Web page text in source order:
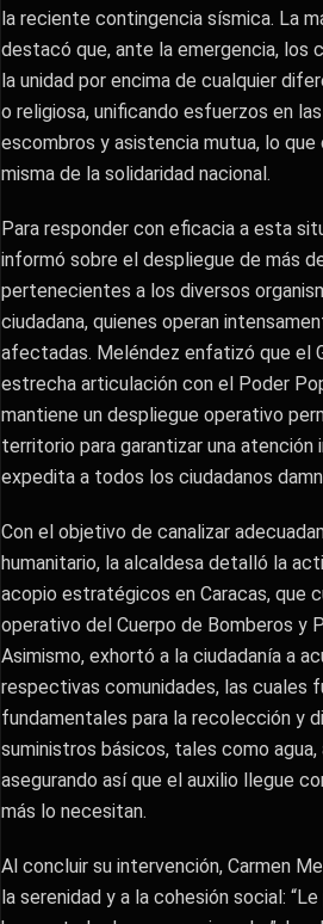
la reciente contingencia sísmica. La
destacó que, ante la emergencia, los
la unidad por encima de cualquier
o religiosa, unificando esfuerzos en
escombros y asistencia mutua, lo
misma de la solidaridad nacional.
​Para responder con eficacia a esta
informó sobre el despliegue de más
pertenecientes a los diversos
ciudadana, quienes operan
afectadas. Meléndez enfatizó que el
estrecha articulación con el Poder
mantiene un despliegue operativo
territorio para garantizar una atención
expedita a todos los ciudadanos
​Con el objetivo de canalizar
humanitario, la alcaldesa detalló la
acopio estratégicos en Caracas, que
operativo del Cuerpo de Bomberos y
Asimismo, exhortó a la ciudadanía a
respectivas comunidades, las cuales
fundamentales para la recolección y
suministros básicos, tales como
asegurando así que el auxilio llegue
más lo necesitan.
​Al concluir su intervención, Carmen
la serenidad y a la cohesión social: